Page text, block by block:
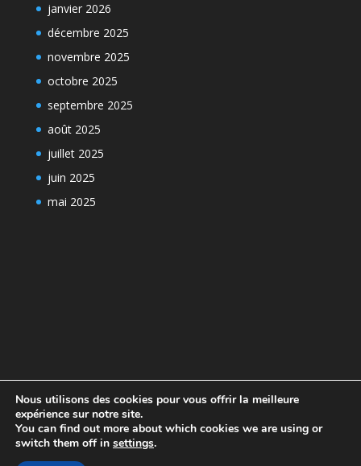
janvier 2026
décembre 2025
novembre 2025
octobre 2025
septembre 2025
août 2025
juillet 2025
juin 2025
mai 2025
Design de
Nous utilisons des cookies pour vous offrir la meilleure
expérience sur notre site.
You can find out more about which cookies we are using or
switch them off in settings.